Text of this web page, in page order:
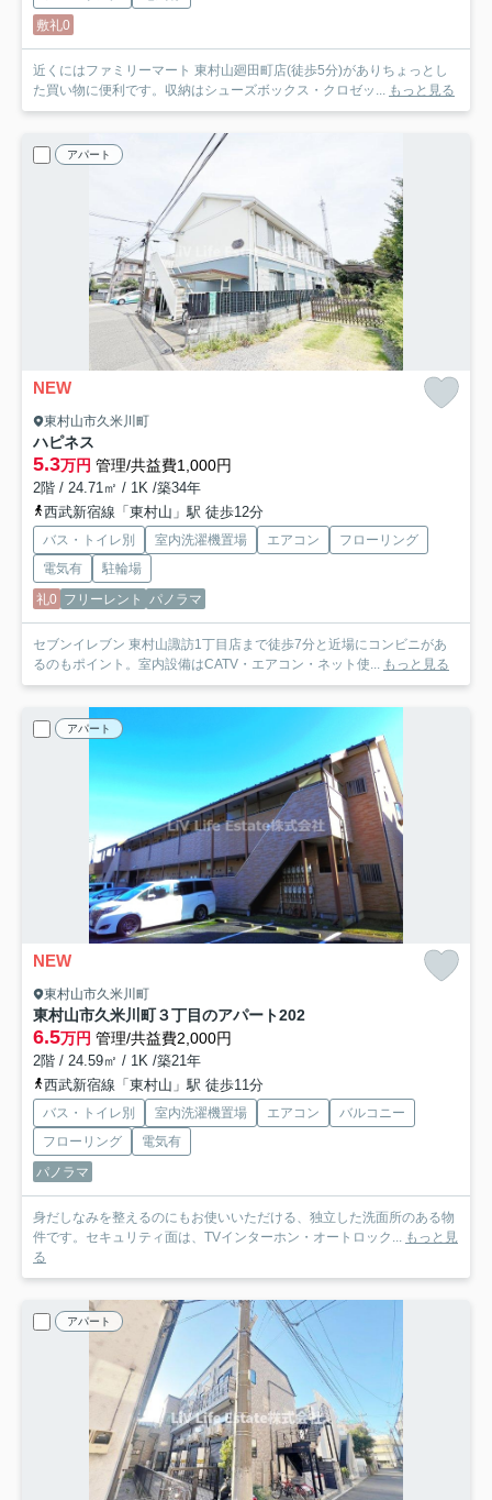
敷礼0
近くにはファミリーマート 東村山廻田町店(徒歩5分)がありちょっとし
た買い物に便利です。収納はシューズボックス・クロゼッ... もっと見る
アパート
NEW
東村山市久米川町
ハピネス
5.3万円 管理/共益費1,000円
2階 / 24.71㎡ / 1K /築34年
西武新宿線「東村山」駅 徒歩12分
バス・トイレ別 室内洗濯機置場 エアコン
フローリング
電気有
駐輪場
礼0 フリーレント パノラマ
セブンイレブン 東村山諏訪1丁目店まで徒歩7分と近場にコンビニがあ
るのもポイント。室内設備はCATV・エアコン・ネット使...
もっと見る
アパート
NEW
東村山市久米川町
東村山市久米川町３丁目のアパート202
6.5万円 管理/共益費2,000円
2階 / 24.59㎡ / 1K /築21年
西武新宿線「東村山」駅 徒歩11分
バス・トイレ別 室内洗濯機置場 エアコン
バルコニー
フローリング
電気有
パノラマ
身だしなみを整えるのにもお使いいただける、独立した洗面所のある物
件です。セキュリティ面は、TVインターホン・オートロック...
もっと見
る
アパート